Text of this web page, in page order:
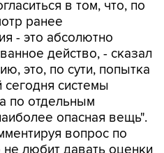
- это абсолютно
действо, - сказал
это, по сути, попытка
системы
по отдельным
опасная вещь".
вопрос по
любит давать оценки
дело это в блогах